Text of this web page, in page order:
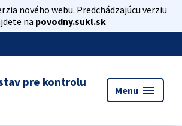
nového webu. Predchádzajúcu verziu
na povodny.sukl.sk
pre kontrolu
Menu menu